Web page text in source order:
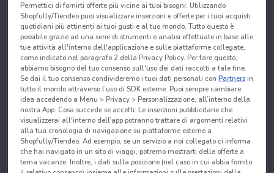
Permettici di fornirti offerte più vicine ai tuoi bisogni: Utilizzando
Shopfully/Tiendeo puoi visualizzare inserzioni e offerte per i tuoi acquisti
quotidiani più attinenti ai tuoi gusti e al tuo mondo. Tutto questo è
possibile grazie ad una serie di strumenti e analisi effettuate in base alle
tue attività all'interno dell'applicazione e sulle piattaforme collegate,
come indicato nel paragrafo 2 della Privacy Policy. Per fare questo,
abbiamo bisogno del tuo consenso sull'uso dei dati raccolti a tale fine.
Se dai il tuo consenso condivideremo i tuoi dati personali conPartnersin
tutto il mondo attraverso l’uso di SDK esterne. Puoi sempre cambiare
idea accedendo a Menu > Privacy > Personalizzazione, all’interno della
nostra App. Cosa succede se accetti: Le inserzioni pubblicitarie che
visualizzerai all'interno dell’app potranno trattare di argomenti relativi
alla tua cronologia di navigazione su piattaforme esterne a
Shopfully/Tiendeo. Ad esempio, se un servizio a noi collegato ci informa
che hai navigato in un sito di viaggi, potremo mostrarti delle offerte a
tema vacanze. Inoltre, i dati sulla posizione (nel caso in cui abbia fornito